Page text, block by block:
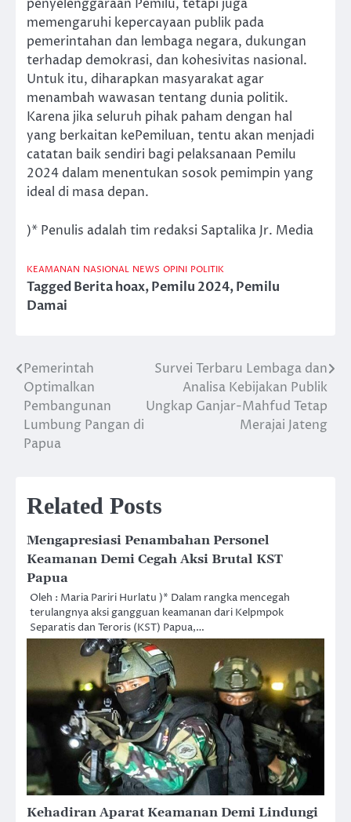
penyelenggaraan Pemilu, tetapi juga
memengaruhi kepercayaan publik pada
pemerintahan dan lembaga negara, dukungan
terhadap demokrasi, dan kohesivitas nasional.
Untuk itu, diharapkan masyarakat agar
menambah wawasan tentang dunia politik.
Karena jika seluruh pihak paham dengan hal
yang berkaitan kePemiluan, tentu akan menjadi
catatan baik sendiri bagi pelaksanaan Pemilu
2024 dalam menentukan sosok pemimpin yang
ideal di masa depan.
)* Penulis adalah tim redaksi Saptalika Jr. Media
KEAMANAN NASIONAL NEWS OPINI POLITIK
TaggedBerita hoax,Pemilu 2024,Pemilu
Damai
Post
navigation
Pemerintah
Optimalkan
Pembangunan
Lumbung Pangan di
Papua
Survei Terbaru Lembaga dan
Analisa Kebijakan Publik
Ungkap Ganjar-Mahfud Tetap
Merajai Jateng
Related Posts
Mengapresiasi Penambahan Personel
Keamanan Demi Cegah Aksi Brutal KST
Papua
Oleh : Maria Pariri Hurlatu )* Dalam rangka mencegah
terulangnya aksi gangguan keamanan dari Kelpmpok
Separatis dan Teroris (KST) Papua,…
Kehadiran Aparat Keamanan Demi Lindungi